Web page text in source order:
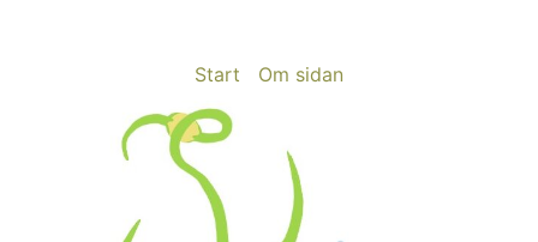
Start Om sidan